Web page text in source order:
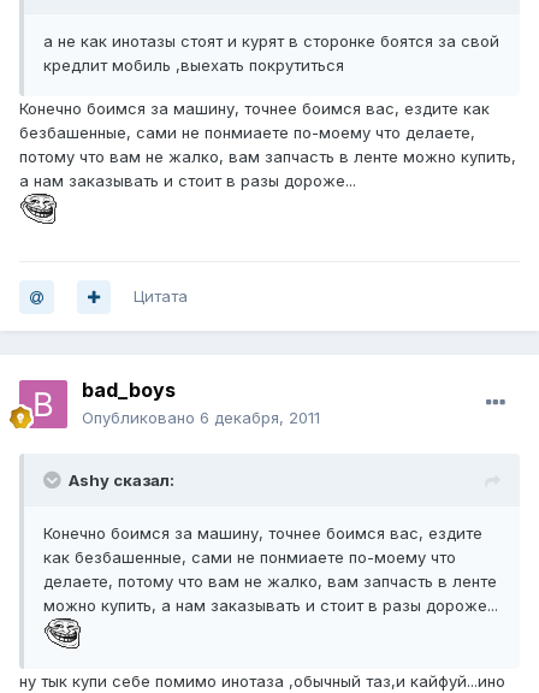
а не как инотазы стоят и курят в сторонке боятся за свой
кредлит мобиль ,выехать покрутиться
Конечно боимся за машину, точнее боимся вас, ездите как
безбашенные, сами не понмиаете по-моему что делаете,
потому что вам не жалко, вам запчасть в ленте можно купить,
а нам заказывать и стоит в разы дороже...
Цитата
bad_boys
Опубликовано 6 декабря, 2011
Ashy сказал:
Конечно боимся за машину, точнее боимся вас, ездите
как безбашенные, сами не понмиаете по-моему что
делаете, потому что вам не жалко, вам запчасть в ленте
можно купить, а нам заказывать и стоит в разы дороже...
ну тык купи себе помимо инотаза ,обычный таз,и кайфуй...ино